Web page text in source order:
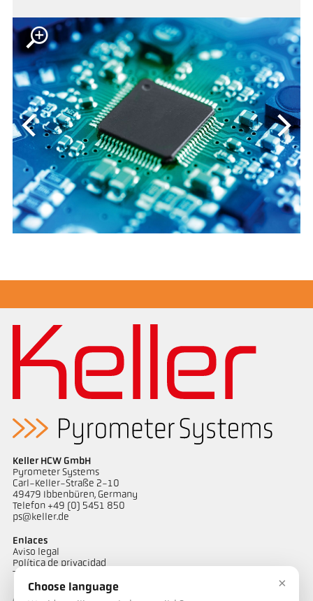
Keller HCW GmbH
Pyrometer Systems
Carl-Keller-Straße 2-10
49479 Ibbenbüren, Germany
Telefon +49 (0) 5451 850
ps@keller.de
Enlaces
Aviso legal
Política de privacidad
Términos y condiciones
×
Choose language